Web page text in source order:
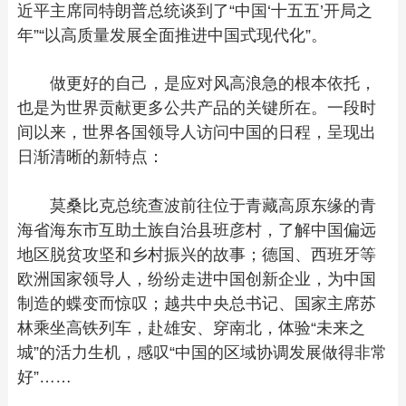
近平主席同特朗普总统谈到了“中国‘十五五’开局之
年”“以高质量发展全面推进中国式现代化”。
做更好的自己，是应对风高浪急的根本依托，
也是为世界贡献更多公共产品的关键所在。一段时
间以来，世界各国领导人访问中国的日程，呈现出
日渐清晰的新特点：
莫桑比克总统查波前往位于青藏高原东缘的青
海省海东市互助土族自治县班彦村，了解中国偏远
地区脱贫攻坚和乡村振兴的故事；德国、西班牙等
欧洲国家领导人，纷纷走进中国创新企业，为中国
制造的蝶变而惊叹；越共中央总书记、国家主席苏
林乘坐高铁列车，赴雄安、穿南北，体验“未来之
城”的活力生机，感叹“中国的区域协调发展做得非常
好”……